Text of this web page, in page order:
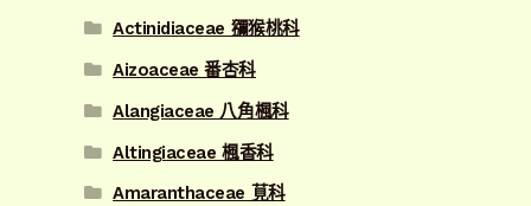
Actinidiaceae 獼猴桃科
Aizoaceae 番杏科
Alangiaceae 八角楓科
Altingiaceae 楓香科
Amaranthaceae 莧科